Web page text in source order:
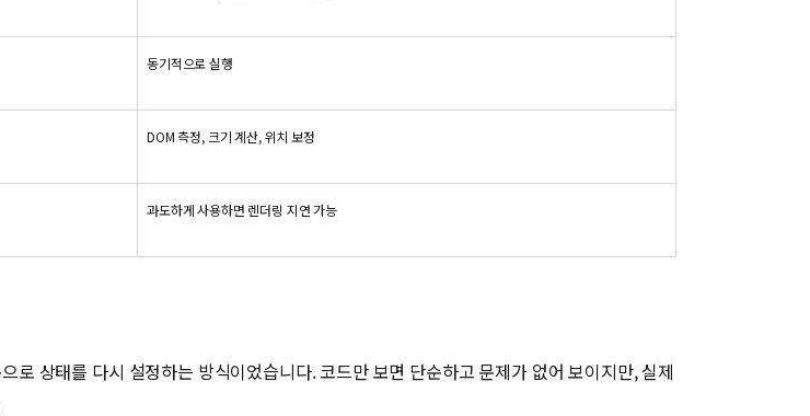
동기적으로 실행
DOM 측정, 크기 계산, 위치 보정
과도하게 사용하면 렌더링 지연 가능
상태를 다시 설정하는 방식이었습니다. 코드만 보면 단순하고 문제가 없어 보이지만, 실제